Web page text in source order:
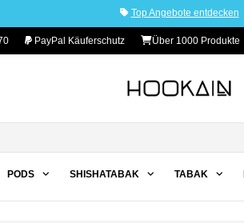
Top Angebote entdecken
PayPal Käuferschutz Über 1000 Produkte
PODS SHISHATABAK TABAK